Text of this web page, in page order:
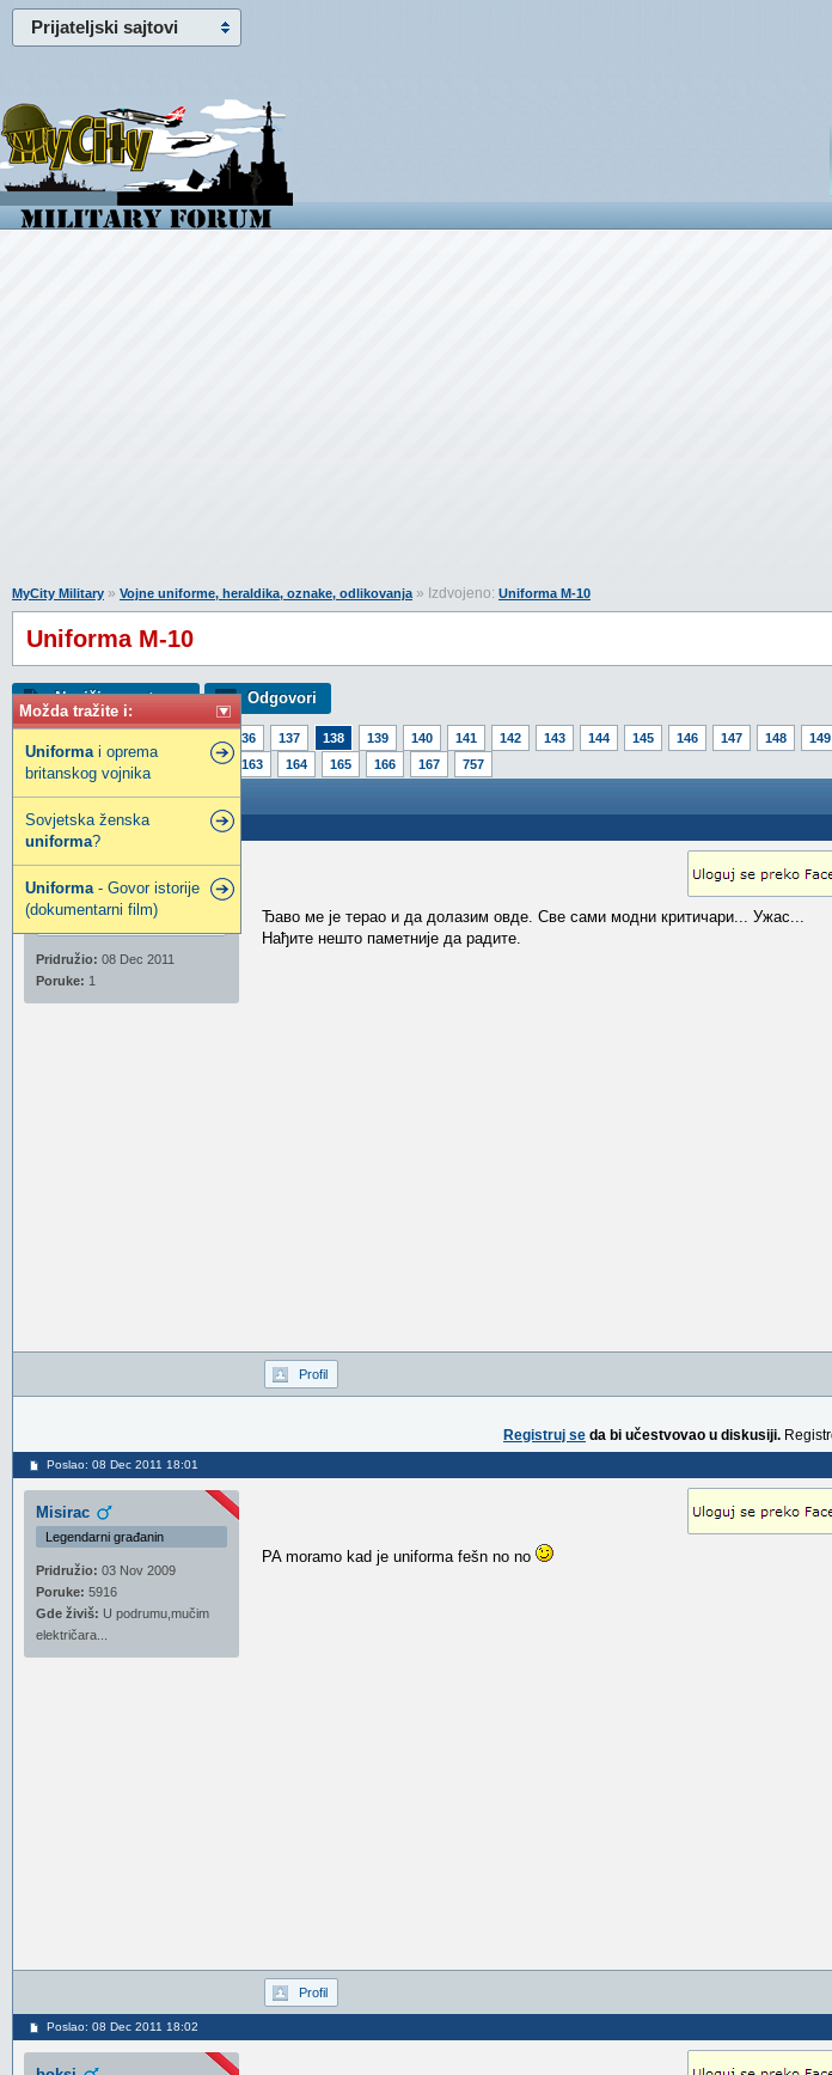
Prijateljski sajtovi
Možda tražite i:
Uniformai oprema
britanskog vojnika
Sovjetska ženska
uniforma?
Uniforma- Govor istorije
(dokumentarni film)
MyCity Military » Vojne uniforme, heraldika, oznake, odlikovanja» Izdvojeno: Uniforma M-10
Uniforma M-10
Napiši novu temu Odgovori
136 137 138 139 140 141 142 143 144 145 146 147 148 149
158
159 160 162 163 164 165 166 167 757
Uniforma M-10
Poslao: 08 Dec 2011 17:55
Pridružio: 08 Dec 2011
Poruke: 1
Ђаво ме је терао и да долазим овде. Све сами модни критичари... Ужас...
Нађите нешто паметније да радите.
Profil
Registruj se da bi učestvovao u diskusiji.
Poslao: 08 Dec 2011 18:01
Misirac
Legendarni građanin
Pridružio: 03 Nov 2009
Poruke: 5916
Gde živiš: U podrumu,mučim
električara...
PA moramo kad je uniforma fešn no no
Profil
Poslao: 08 Dec 2011 18:02